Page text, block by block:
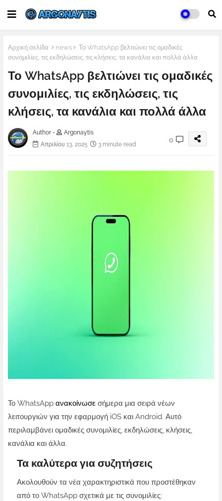
Αρχική σελίδα news
Το WhatsApp βελτιώνει τις ομαδικές
συνομιλίες, τις εκδηλώσεις, τις κλήσεις, τα κανάλια και πολλά άλλα
Το WhatsApp βελτιώνει τις ομαδικές
συνομιλίες, τις εκδηλώσεις, τις
κλήσεις, τα κανάλια και πολλά άλλα
Author -
Argonaytis
Απριλίου 13, 2025
3 minute read
0
Το WhatsApp ανακοίνωσε σήμερα μια σειρά νέων
λειτουργιών για την εφαρμογή iOS και Android. Αυτό
περιλαμβάνει ομαδικές συνομιλίες, εκδηλώσεις, κλήσεις,
κανάλια και άλλα.
Τα καλύτερα για συζητήσεις
Ακολουθούν τα νέα χαρακτηριστικά που προστέθηκαν
από το WhatsApp σχετικά με τις συνομιλίες: